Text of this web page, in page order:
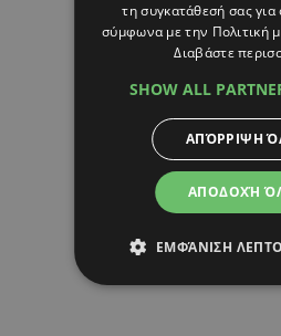
τη συγκατάθεσή σας
σύμφωνα με την Πολιτική
Διαβάστε
SHOW ALL
ΑΠΟΔΟΧΉ
ΑΠΌΡΡΙΨΗ
ΕΜΦΆΝΙΣΗ